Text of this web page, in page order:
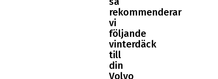
rekommenderar
vi
följande
vinterdäck
till
din
Volvo